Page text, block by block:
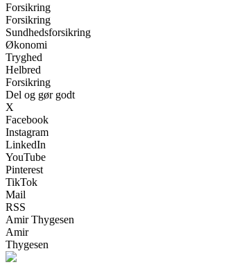
Forsikring
Forsikring
Sundhedsforsikring
Økonomi
Tryghed
Helbred
Forsikring
Del og gør godt
X
Facebook
Instagram
LinkedIn
YouTube
Pinterest
TikTok
Mail
RSS
Amir Thygesen
Amir
Thygesen